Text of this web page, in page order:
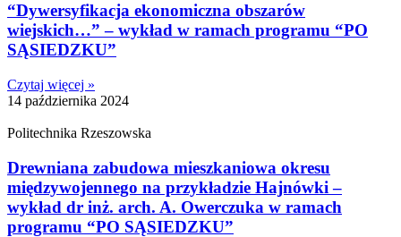
“Dywersyfikacja ekonomiczna obszarów
wiejskich…” – wykład w ramach programu “PO
SĄSIEDZKU”
Czytaj więcej »
14 października 2024
Politechnika Rzeszowska
Drewniana zabudowa mieszkaniowa okresu
międzywojennego na przykładzie Hajnówki –
wykład dr inż. arch. A. Owerczuka w ramach
programu “PO SĄSIEDZKU”